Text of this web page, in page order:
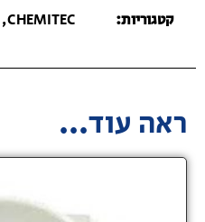
קטגוריות: CHEMITEC
,
ראה עוד...